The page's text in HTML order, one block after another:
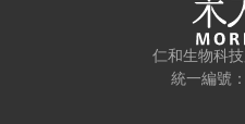
仁和生物科
統一編號